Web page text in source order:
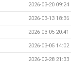
2026-03-20 09:24
2026-03-13 18:36
2026-03-05 20:41
2026-03-05 14:02
2026-02-28 21:33